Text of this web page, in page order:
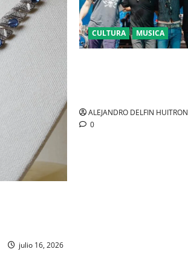
julio 16, 2026
CULTURA MUSICA
ALEJANDRO DELFIN HUITRON
0